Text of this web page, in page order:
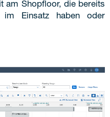
am Shopfloor, die bereits
im Einsatz haben oder